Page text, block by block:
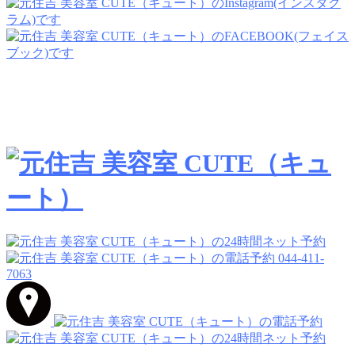
044-411-
7063